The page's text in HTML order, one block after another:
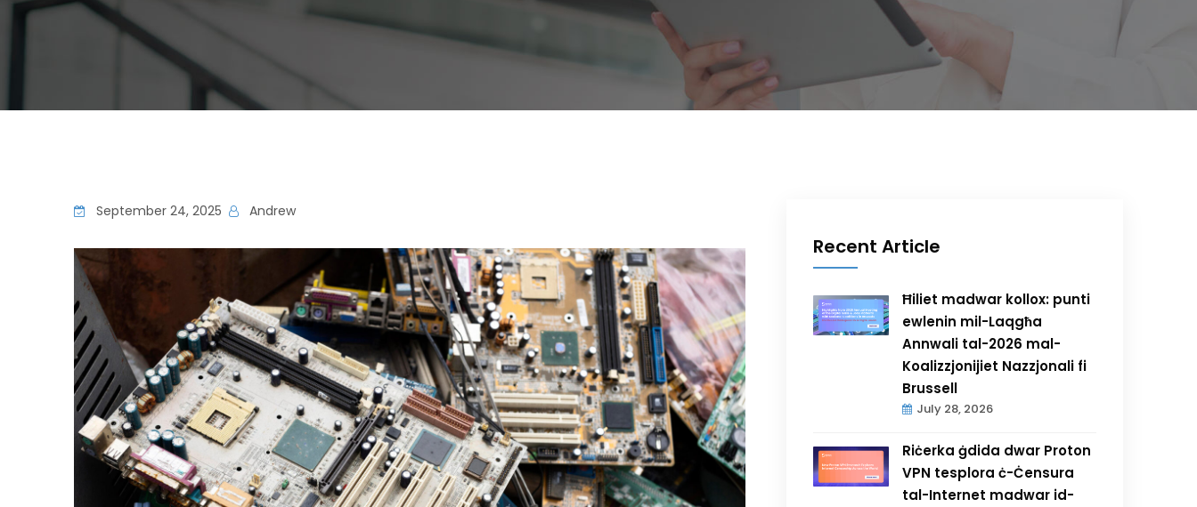
September 24, 2025 Andrew
Recent Article
Ħiliet madwar kollox: punti
ewlenin mil-Laqgħa
Annwali tal-2026 mal-
Koalizzjonijiet Nazzjonali fi
Brussell
July 28, 2026
Riċerka ġdida dwar Proton
VPN tesplora ċ-Ċensura
tal-Internet madwar id-